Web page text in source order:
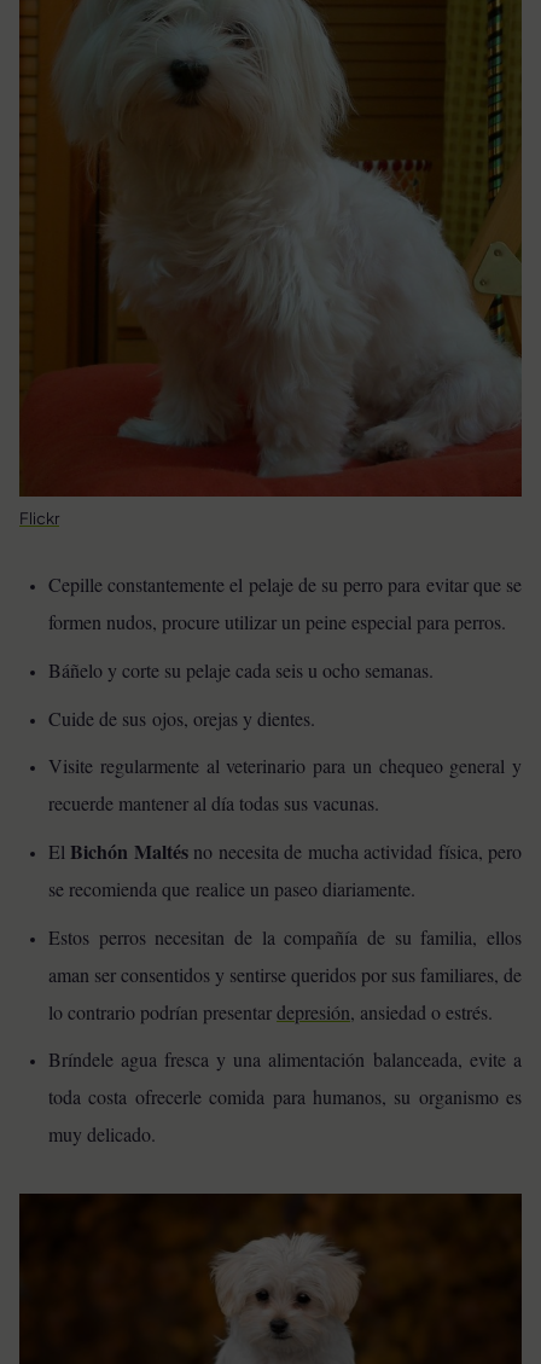
Flickr
Cepille constantemente el pelaje de su perro para evitar que se
formen nudos, procure utilizar un peine especial para perros.
Báñelo y corte su pelaje cada seis u ocho semanas.
Cuide de sus ojos, orejas y dientes.
Visite regularmente al veterinario para un chequeo general y
recuerde mantener al día todas sus vacunas.
El Bichón Maltésno necesita de mucha actividad física, pero
se recomienda que realice un paseo diariamente.
Estos perros necesitan de la compañía de su familia, ellos
aman ser consentidos y sentirse queridos por sus familiares, de
lo contrario podrían presentardepresión, ansiedad o estrés.
Bríndele agua fresca y una alimentación balanceada, evite a
toda costa ofrecerle comida para humanos, su organismo es
muy delicado.